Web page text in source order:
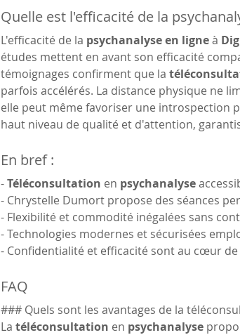
Quelle est l'efficacité de la
L'efficacité de la psychanalyse en ligne à
études mettent en avant son efficacité
témoignages confirment que la
parfois accélérés. La distance physique ne
elle peut même favoriser une introspection
haut niveau de qualité et d'attention,
En bref :
- Téléconsultation en psychanalyse
- Chrystelle Dumort propose des séances
- Flexibilité et commodité inégalées sans
- Technologies modernes et sécurisées
- Confidentialité et efficacité sont au cœur de
FAQ
### Quels sont les avantages de la
La téléconsultation en psychanalyse